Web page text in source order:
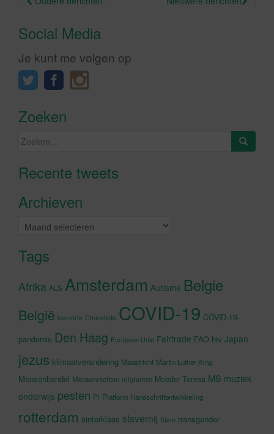
Social Media
Je kunt me volgen op
Zoeken
Zoeken
Recente tweetsKlik om marketing cookies te
Archieven
Archieven
Tags
Afrika ALS Amsterdam Autisme Belgie
België beroerte Chocolade COVID-19 COVID-19-
pandemie Den Haag Europese Unie Fairtrade FAO hiv Japan
jezus klimaatverandering Maastricht Martin Luther King
Mensenhandel Mensenrechten migranten Moeder Teresa MS muziek
onderwijs pesten Pi Platform Handschriftontwikkeling
rotterdam sinterklaas slavernij Stem transgender